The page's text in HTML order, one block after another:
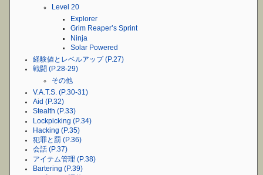
Level 20
Explorer
Grim Reaper’s Sprint
Ninja
Solar Powered
経験値とレベルアップ (P.27)
戦闘 (P.28-29)
その他
V.A.T.S. (P.30-31)
Aid (P.32)
Stealth (P.33)
Lockpicking (P.34)
Hacking (P.35)
犯罪と罰 (P.36)
会話 (P.37)
アイテム管理 (P.38)
Bartering (P.39)